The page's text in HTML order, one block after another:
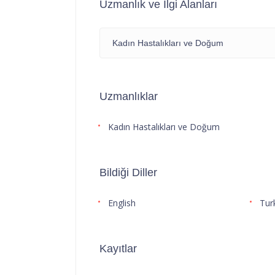
Uzmanlık ve İlgi Alanları
Kadın Hastalıkları ve Doğum
Uzmanlıklar
Kadın Hastalıkları ve Doğum
Bildiği Diller
English
Kayıtlar